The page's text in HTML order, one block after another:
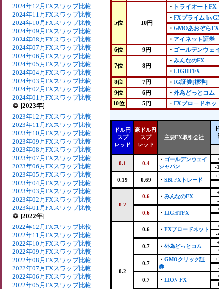
2024年12月FXスワップ比較
2024年11月FXスワップ比較
2024年10月FXスワップ比較
2024年09月FXスワップ比較
2024年08月FXスワップ比較
2024年07月FXスワップ比較
2024年06月FXスワップ比較
2024年05月FXスワップ比較
2024年04月FXスワップ比較
2024年03月FXスワップ比較
2024年02月FXスワップ比較
2024年01月FXスワップ比較
[2023年]
2023年12月FXスワップ比較
2023年11月FXスワップ比較
2023年10月FXスワップ比較
2023年09月FXスワップ比較
2023年08月FXスワップ比較
2023年07月FXスワップ比較
2023年06月FXスワップ比較
2023年05月FXスワップ比較
2023年04月FXスワップ比較
2023年03月FXスワップ比較
2023年02月FXスワップ比較
2023年01月FXスワップ比較
[2022年]
2022年12月FXスワップ比較
2022年11月FXスワップ比較
2022年10月FXスワップ比較
2022年09月FXスワップ比較
2022年08月FXスワップ比較
2022年07月FXスワップ比較
2022年06月FXスワップ比較
2022年05月FXスワップ比較
5位 10円
・
トライオートFX
・ FXプライム
・ GMOあおぞらFX
・ アイネット証券
6位
9円 ・ ゴールデンウェ
7位 8円
・ みんなのFX
・ LIGHTFX
8位
7円 ・ IG証券[標準]
9位
6円 ・ 外為どっとコム
10位
5円 ・ FXブロードネッ
ドル円
スプ
レッド
豪ドル円
スプ
レッド
主要FX取引会社
0.1 0.4
・ ゴールデンウェイ
ジャパン
-
0.19 0.69 ・ SBI FXトレード
-
0.2
0.6 ・ みんなのFX
0.6 ・ LIGHTFX
0.2
0.6 ・ FXブロードネット
-
0.7 ・ 外為どっとコム
-
0.7
・ GMOクリック証
券
-
0.7 ・ LION FX
-